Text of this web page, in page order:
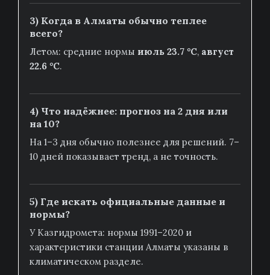
3) Когда в Алматы обычно теплее
всего?
Летом: средние нормы июль 23.7 °C, август
22.6 °C.
4) Что надёжнее: прогноз на 2 дня или
на 10?
На 1–3 дня обычно полезнее для решений. 7–
10 дней показывает тренд, а не точность.
5) Где искать официальные данные и
нормы?
У Казгидромета: нормы 1991–2020 и
характеристики станции Алматы указаны в
климатическом разделе.